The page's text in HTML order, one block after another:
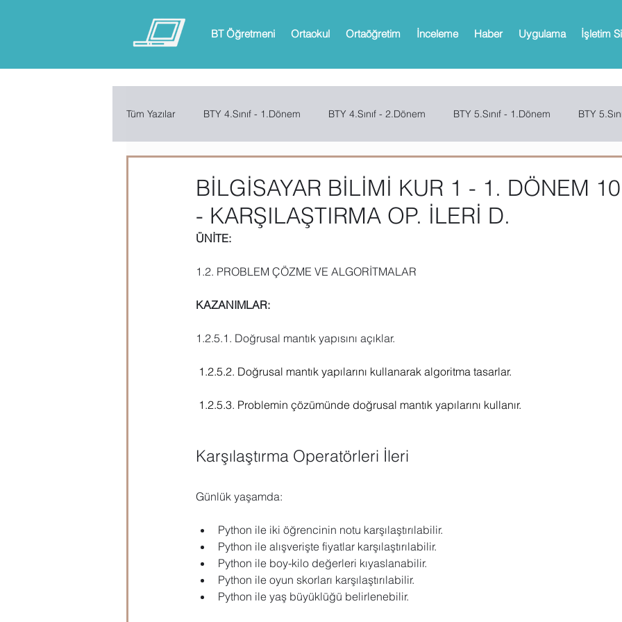
BT Öğretmeni Ortaokul Ortaöğretim İnceleme Haber Uygulama İşletim
Tüm Yazılar BTY 4.Sınıf - 1.Dönem BTY 4.Sınıf - 2.Dönem BTY 5.Sınıf - 1.Dönem BTY
App Inventor Web 2.0 Araçları Office Microsoft Powerpoint
Microsoft InfoPath Microsoft OneNote
Microsoft Publisher Microsoft Sharepoint Microsoft Visio
BİLGİSAYAR BİLİMİ KUR 1 - 1. DÖNEM
- KARŞILAŞTIRMA OP. İLERİ D.
ÜNİTE:
1.2. PROBLEM ÇÖZME VE ALGORİTMALAR
KAZANIMLAR:
1.2.5.1. Doğrusal mantık yapısını açıklar.
1.2.5.2. Doğrusal mantık yapılarını kullanarak algoritma tasarlar.
1.2.5.3. Problemin çözümünde doğrusal mantık yapılarını kullanır.
Karşılaştırma Operatörleri İleri
Günlük yaşamda:
Python ile iki öğrencinin notu karşılaştırılabilir.
Python ile alışverişte fiyatlar karşılaştırılabilir.
Python ile boy-kilo değerleri kıyaslanabilir.
Python ile oyun skorları karşılaştırılabilir.
Python ile yaş büyüklüğü belirlenebilir.